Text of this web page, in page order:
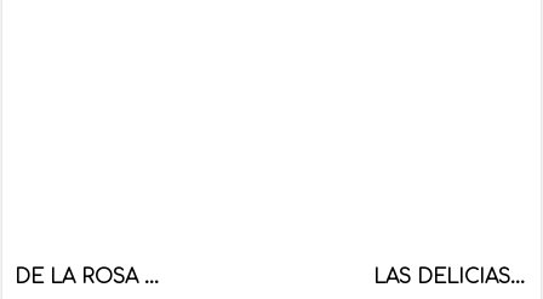
LAS DELICIAS CHICLE TATTOO 100 PZS
DE LA ROSA ACIDULADITO 100 PZS